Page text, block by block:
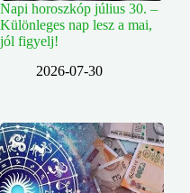
Napi horoszkóp július 30. –
Különleges nap lesz a mai,
jól figyelj!
2026-07-30